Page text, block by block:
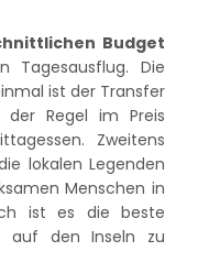
Budget
Die
ist der Transfer
Regel im Preis
Zweitens
lokalen Legenden
Menschen in
ist es die beste
auf den Inseln zu